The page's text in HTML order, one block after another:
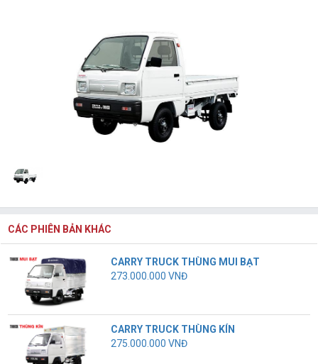
CÁC PHIÊN BẢN KHÁC
CARRY TRUCK THÙNG MUI BẠT
273.000.000 VNĐ
CARRY TRUCK THÙNG KÍN
275.000.000 VNĐ